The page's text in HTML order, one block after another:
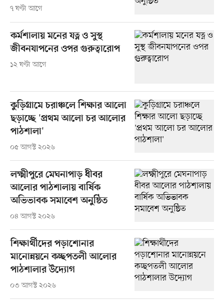
৭ ঘণ্টা আগে
কর্মশালায় মনের যত্ন ও সুস্থ
জীবনযাপনের ওপর গুরুত্বারোপ
১২ ঘণ্টা আগে
কুড়িগ্রামে চরাঞ্চলে শিক্ষার আলো
ছড়াচ্ছে 'প্রথম আলো চর আলোর
পাঠশালা'
০৫ আগস্ট ২০২৬
লক্ষ্মীপুরে মেঘনাপাড় ধীবর
আলোর পাঠশালায় বার্ষিক
অভিভাবক সমাবেশ অনুষ্ঠিত
০৪ আগস্ট ২০২৬
শিক্ষার্থীদের পড়াশোনার
মানোন্নয়নে কচ্ছপতলী আলোর
পাঠশালার উদ্যোগ
০৩ আগস্ট ২০২৬